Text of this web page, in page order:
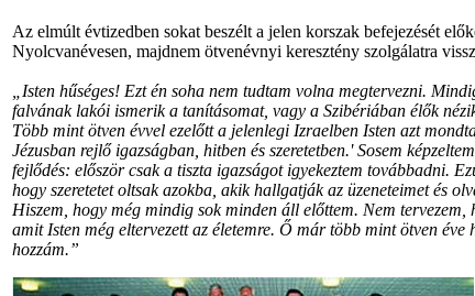
Az elmúlt évtizedben sokat beszélt a jelen korszak befejezését
Nyolcvanévesen, majdnem ötvenévnyi keresztény szolgálatra
„Isten hűséges! Ezt én soha nem tudtam volna megtervezni.
falvának lakói ismerik a tanításomat, vagy a Szibériában élők
Több mint ötven évvel ezelőtt a jelenlegi Izraelben Isten azt
Jézusban rejlő igazságban, hitben és szeretetben.' Sosem
fejlődés: először csak a tiszta igazságot igyekeztem továbbadni.
hogy szeretetet oltsak azokba, akik hallgatják az üzeneteimet és
Hiszem, hogy még mindig sok minden áll előttem. Nem
amit Isten még eltervezett az életemre. Ő már több mint ötven
hozzám.”